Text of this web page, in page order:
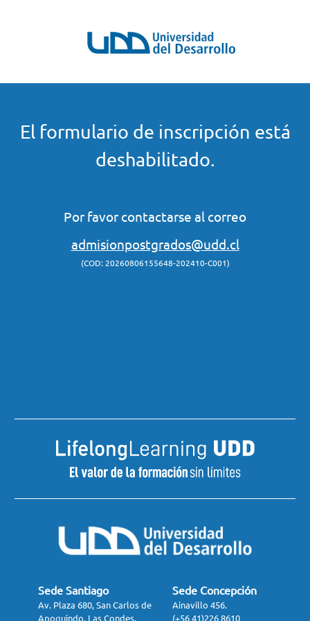
El formulario de inscripción está
deshabilitado.
Por favor contactarse al correo
admisionpostgrados@udd.cl
(COD: 20260806155648-202410-C001)
Sede Santiago
Av. Plaza 680, San Carlos de
Apoquindo, Las Condes.
Sede Concepción
Ainavillo 456.
(+56 41)226 8610